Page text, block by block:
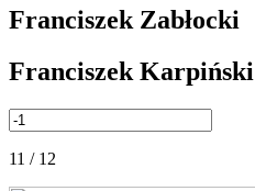
Franciszek Zabłocki
Franciszek Karpiński
11 / 12